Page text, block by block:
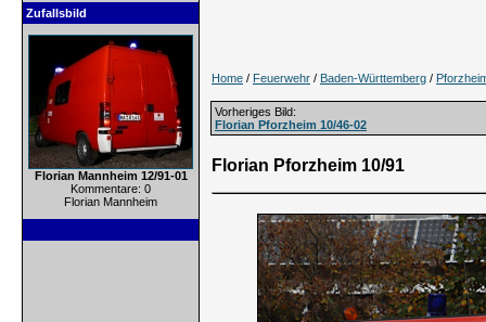
Zufallsbild
Florian Mannheim 12/91-01
Kommentare: 0
Florian Mannheim
Home / Feuerwehr / Baden-Württemberg /
Vorheriges Bild:
Florian Pforzheim 10/46-02
Florian Pforzheim 10/91